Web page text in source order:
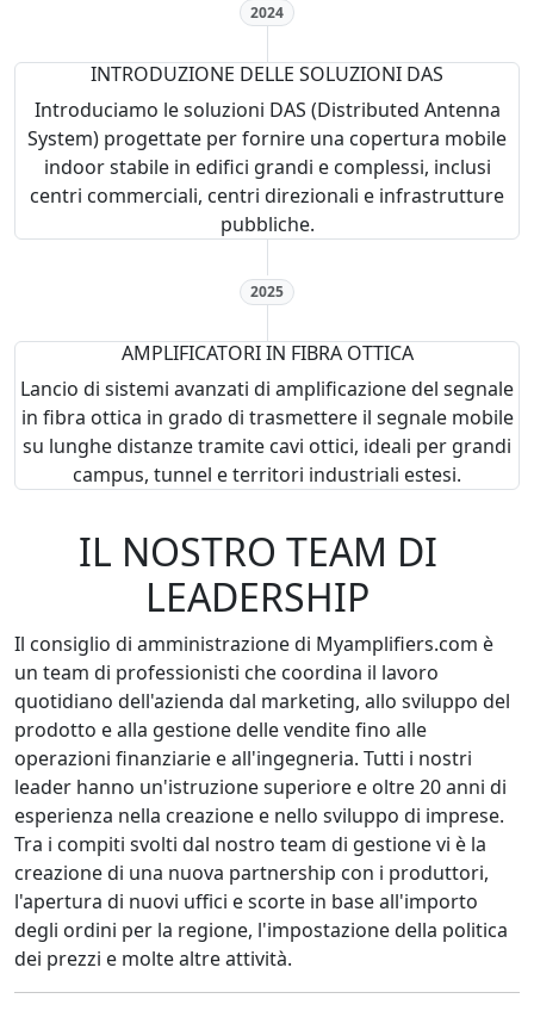
2024
INTRODUZIONE DELLE SOLUZIONI DAS
Introduciamo le soluzioni DAS (Distributed Antenna
System) progettate per fornire una copertura mobile
indoor stabile in edifici grandi e complessi, inclusi
centri commerciali, centri direzionali e infrastrutture
pubbliche.
2025
AMPLIFICATORI IN FIBRA OTTICA
Lancio di sistemi avanzati di amplificazione del segnale
in fibra ottica in grado di trasmettere il segnale mobile
su lunghe distanze tramite cavi ottici, ideali per grandi
campus, tunnel e territori industriali estesi.
IL NOSTRO TEAM DI
LEADERSHIP
Il consiglio di amministrazione di Myamplifiers.com è
un team di professionisti che coordina il lavoro
quotidiano dell'azienda dal marketing, allo sviluppo del
prodotto e alla gestione delle vendite fino alle
operazioni finanziarie e all'ingegneria. Tutti i nostri
leader hanno un'istruzione superiore e oltre 20 anni di
esperienza nella creazione e nello sviluppo di imprese.
Tra i compiti svolti dal nostro team di gestione vi è la
creazione di una nuova partnership con i produttori,
l'apertura di nuovi uffici e scorte in base all'importo
degli ordini per la regione, l'impostazione della politica
dei prezzi e molte altre attività.